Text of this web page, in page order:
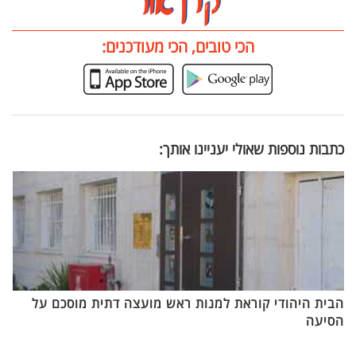
הכי טובים, הכי מעודכנים:
כתבות נוספות שאולי יעניינו אותך:
הבית היהודי קוראת למנות ראש מועצה דתית מוסכם על
הסיעה